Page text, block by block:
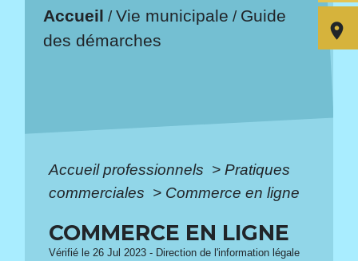
Accueil /Vie municipale / Guide
des démarches
Accueil professionnels > Pratiques
commerciales > Commerce en ligne
COMMERCE EN LIGNE
Vérifié le 26 Jul 2023 - Direction de l'information légale
room